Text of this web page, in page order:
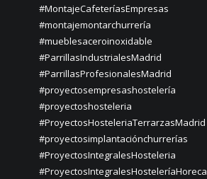
#MontajeCafeteríasEmpresas
#montajemontarchurrería
#mueblesaceroinoxidable
#ParrillasIndustrialesMadrid
#ParrillasProfesionalesMadrid
#proyectosempresashostelería
#proyectoshosteleria
#ProyectosHosteleriaTerrarzasMadrid
#proyectosimplantaciónchurrerías
#ProyectosIntegralesHosteleria
#ProyectosIntegralesHosteleríaHoreca